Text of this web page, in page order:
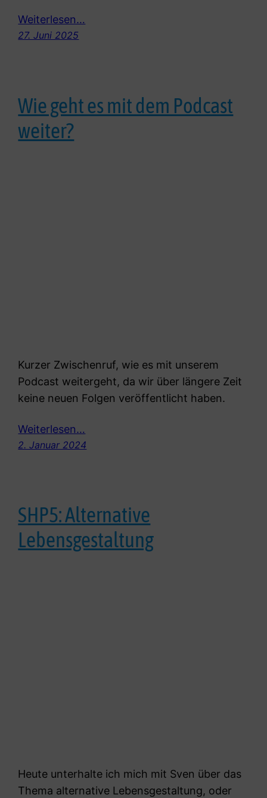
Weiterlesen…
27. Juni 2025
Wie geht es mit dem Podcast
weiter?
Kurzer Zwischenruf, wie es mit unserem
Podcast weitergeht, da wir über längere Zeit
keine neuen Folgen veröffentlicht haben.
Weiterlesen…
2. Januar 2024
SHP5: Alternative
Lebensgestaltung
Heute unterhalte ich mich mit Sven über das
Thema alternative Lebensgestaltung, oder